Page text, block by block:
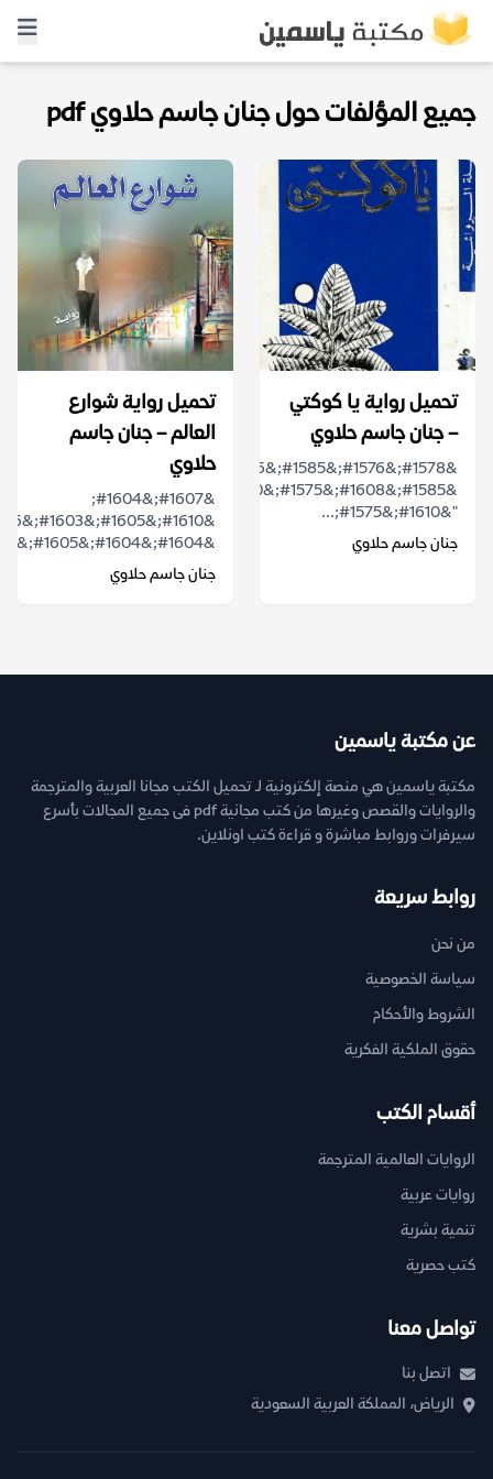
جميع المؤلفات حول جنان جاسم حلاوي pdf
تحميل رواية يا كوكتي
– جنان جاسم حلاوي
&#1578;&#1576;&#1585;&#1586;
"&#1610;&#1575;...
جنان جاسم حلاوي
تحميل رواية شوارع
العالم – جنان جاسم
حلاوي
&#1607;&#1604;
&#1604;&#1604;&#1605;&#1603;&#1575;&...
جنان جاسم حلاوي
عن مكتبة ياسمين
مكتبة ياسمين هي منصة إلكترونية لـ تحميل الكتب مجانا العربية والمترجمة
والروايات والقصص وغيرها من كتب مجانية pdf فى جميع المجالات بأسرع
سيرفرات وروابط مباشرة و قراءة كتب اونلاين.
روابط سريعة
من نحن
سياسة الخصوصية
الشروط والأحكام
حقوق الملكية الفكرية
أقسام الكتب
الروايات العالمية المترجمة
روايات عربية
تنمية بشرية
كتب حصرية
تواصل معنا
اتصل بنا
الرياض، المملكة العربية السعودية